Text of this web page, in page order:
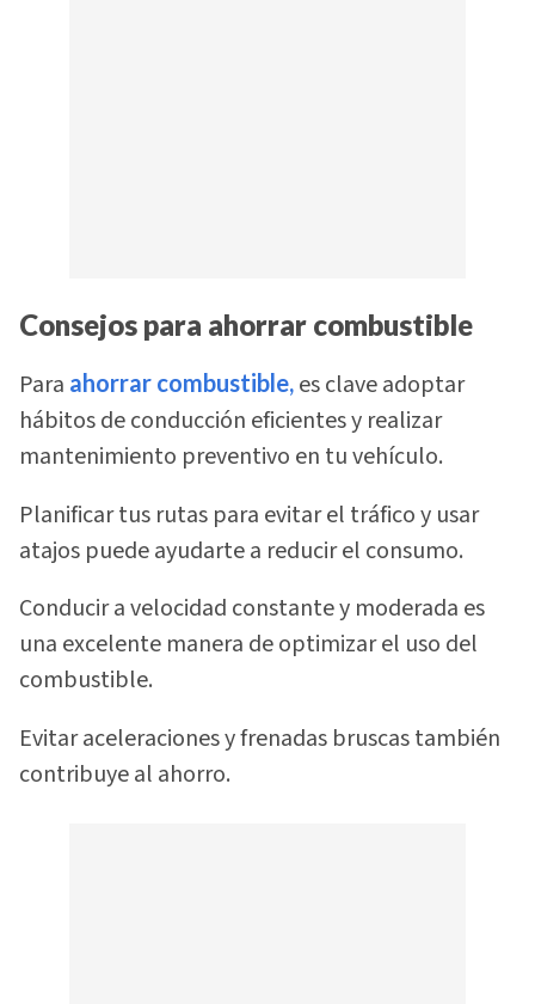
Consejos para ahorrar combustible
Para ahorrar combustible, es clave adoptar
hábitos de conducción eficientes y realizar
mantenimiento preventivo en tu vehículo.
Planificar tus rutas para evitar el tráfico y usar
atajos puede ayudarte a reducir el consumo.
Conducir a velocidad constante y moderada es
una excelente manera de optimizar el uso del
combustible.
Evitar aceleraciones y frenadas bruscas también
contribuye al ahorro.